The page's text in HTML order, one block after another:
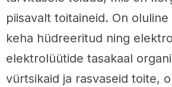
piisavalt toitaineid. On
keha hüdreeritud ning
elektrolüütide tasakaal
vürtsikaid ja rasvaseid toite,